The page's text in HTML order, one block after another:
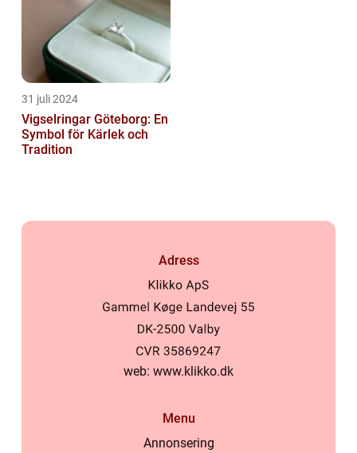
31 juli 2024
Vigselringar Göteborg: En
Symbol för Kärlek och
Tradition
Adress
web: www.klikko.dk
Menu
Annonsering